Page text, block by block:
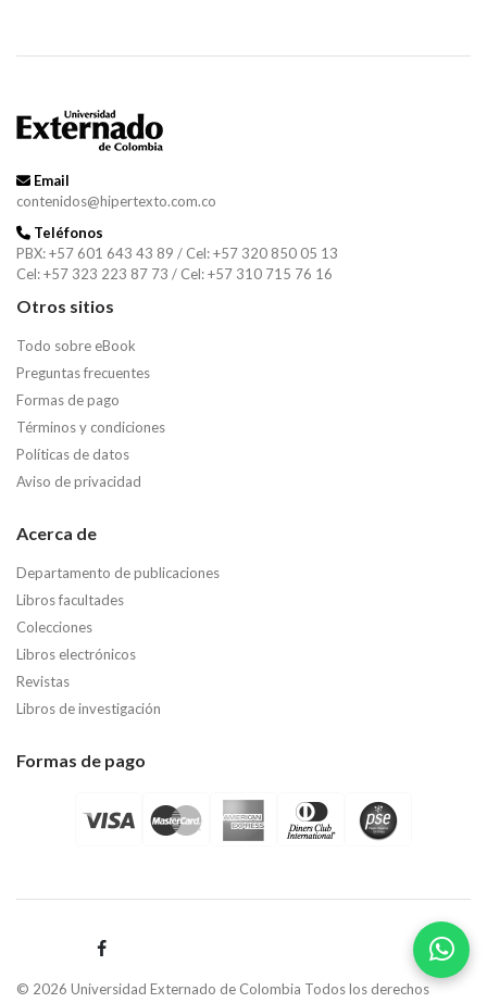
Email
contenidos@hipertexto.com.co
Teléfonos
PBX: +57 601 643 43 89 / Cel: +57 320 850 05 13
Cel: +57 323 223 87 73 / Cel: +57 310 715 76 16
Otros sitios
Todo sobre eBook
Preguntas frecuentes
Formas de pago
Términos y condiciones
Políticas de datos
Aviso de privacidad
Acerca de
Departamento de publicaciones
Libros facultades
Colecciones
Libros electrónicos
Revistas
Libros de investigación
Formas de pago
© 2026 Universidad Externado de Colombia Todos los derechos